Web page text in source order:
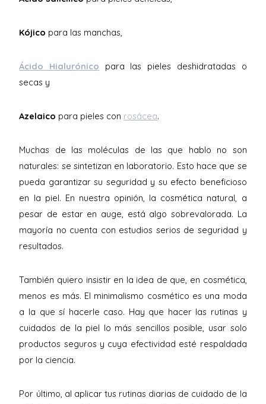
Kójico para las manchas,
Ácido Hialurónico para las pieles deshidratadas o
secas y
Azelaico para pieles con rosácea.
Muchas de las moléculas de las que hablo no son
naturales: se sintetizan en laboratorio. Esto hace que se
pueda garantizar su seguridad y su efecto beneficioso
en la piel. En nuestra opinión, la cosmética natural, a
pesar de estar en auge, está algo sobrevalorada. La
mayoría no cuenta con estudios serios de seguridad y
resultados.
También quiero insistir en la idea de que, en cosmética,
menos es más. El minimalismo cosmético es una moda
a la que sí hacerle caso. Hay que hacer las rutinas y
cuidados de la piel lo más sencillos posible, usar solo
productos seguros y cuya efectividad esté respaldada
por la ciencia.
Por último, al aplicar tus rutinas diarias de cuidado de la